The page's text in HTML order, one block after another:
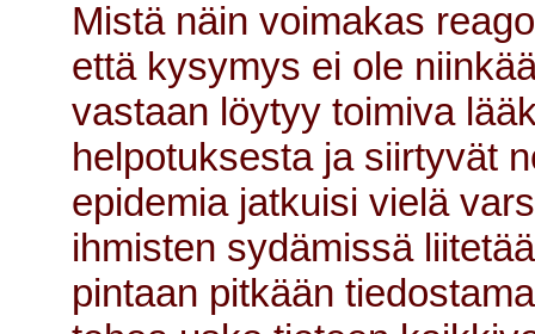
Mistä näin voimakas
että kysymys ei ole
vastaan löytyy toimiva
helpotuksesta ja siirtyvät
epidemia jatkuisi vielä
ihmisten sydämissä
pintaan pitkään